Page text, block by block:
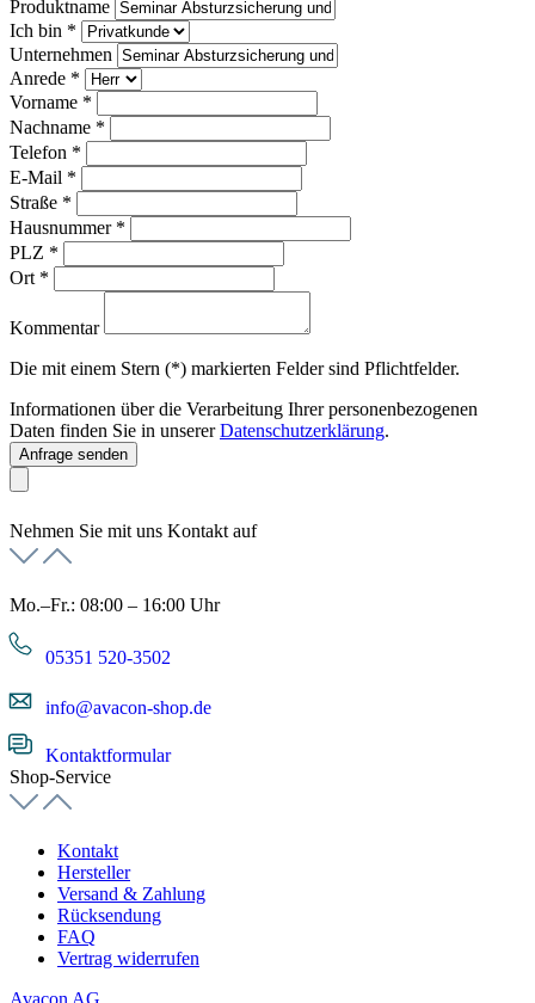
Produktname
Ich bin *
Unternehmen
Anrede *
Vorname *
Nachname *
Telefon *
E-Mail *
Straße *
Hausnummer *
PLZ *
Ort *
Kommentar
Die mit einem Stern (*) markierten Felder sind Pflichtfelder.
Informationen über die Verarbeitung Ihrer personenbezogenen
Daten finden Sie in unsererDatenschutzerklärung.
Anfrage senden
Nehmen Sie mit uns Kontakt auf
Mo.–Fr.: 08:00 – 16:00 Uhr
05351 520-3502
info@avacon-shop.de
Kontaktformular
Shop-Service
Kontakt
Hersteller
Versand & Zahlung
Rücksendung
FAQ
Vertrag widerrufen
Avacon AG